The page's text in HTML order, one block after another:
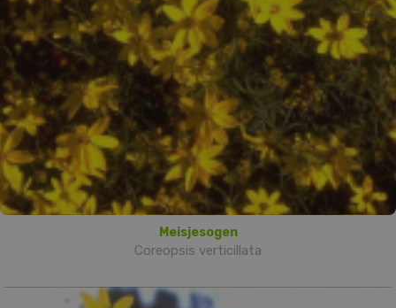
Meisjesogen
Coreopsis verticillata